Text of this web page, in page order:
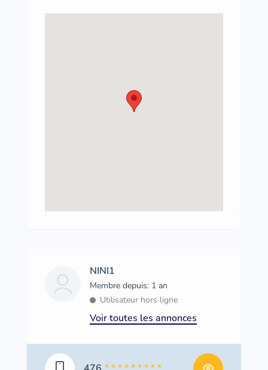
NINI1
Membre depuis: 1 an
Utilisateur hors ligne
Voir toutes les annonces